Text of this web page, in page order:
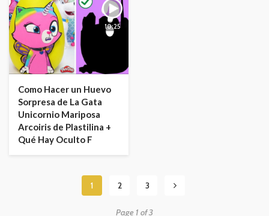
10:25
Como Hacer un Huevo
Sorpresa de La Gata
Unicornio Mariposa
Arcoiris de Plastilina +
Qué Hay Oculto F
1 2 3
Page 1 of 3